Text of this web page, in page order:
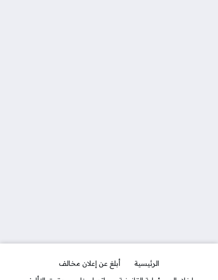
الرئيسية
أبلغ عن إعلان مخالف